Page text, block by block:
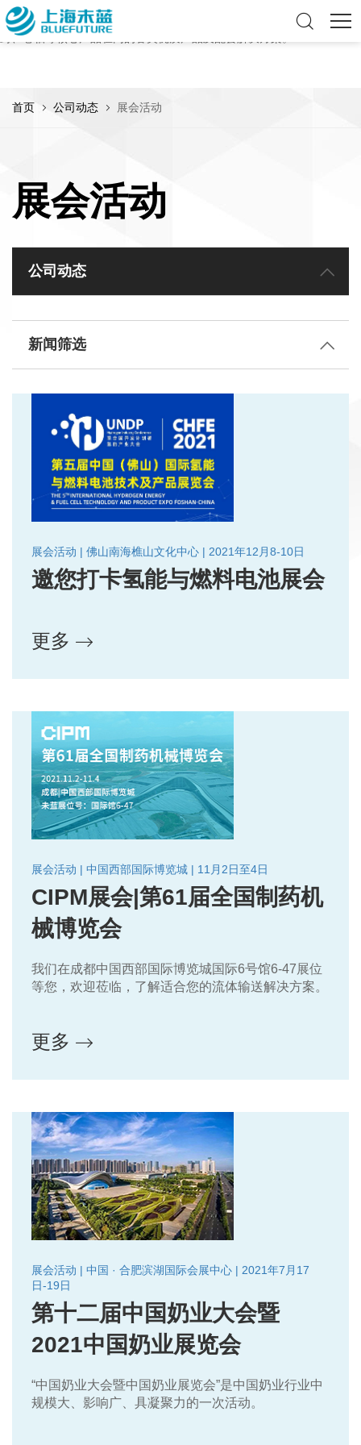
上海未蓝是专业的流体传动产品及服务提供商，致力于为全球客户提供优
质的流体解决方案，可提供包括软管、硬管、连接件、泵阀、皮带、密
封、卷轴等核心产品在内的各类优质产品及配套解决方案。
首页 公司动态 展会活动
展会活动
公司动态
新闻筛选
展会活动 | 佛山南海樵山文化中心 | 2021年12月8-10日
邀您打卡氢能与燃料电池展会
更多
展会活动 | 中国西部国际博览城 | 11月2日至4日
CIPM展会|第61届全国制药机
械博览会
我们在成都中国西部国际博览城国际6号馆6-47展位
等您，欢迎莅临，了解适合您的流体输送解决方案。
更多
展会活动 | 中国 · 合肥滨湖国际会展中心 | 2021年7月17
日-19日
第十二届中国奶业大会暨
2021中国奶业展览会
“中国奶业大会暨中国奶业展览会”是中国奶业行业中
规模大、影响广、具凝聚力的一次活动。